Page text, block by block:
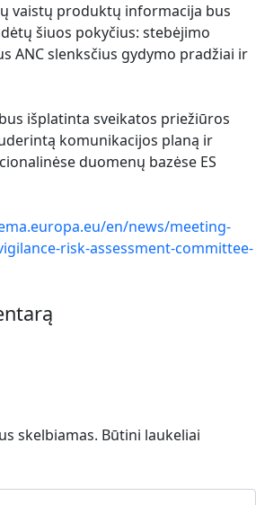
vaistų produktų informacija bus
šiuos pokyčius: stebėjimo
ANC slenksčius gydymo pradžiai ir
išplatinta sveikatos priežiūros
komunikacijos planą ir
duomenų bazėse ES
en/news/meeting-
risk-assessment-committee-
skelbiamas. Būtini laukeliai